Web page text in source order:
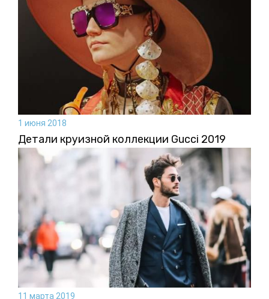
1 июня 2018
Детали круизной коллекции Gucci 2019
11 марта 2019